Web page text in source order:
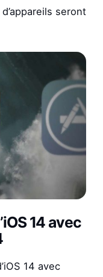
seront
14 avec
14 avec